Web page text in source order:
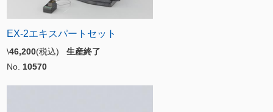
EX-2エキスパートセット
\46,200(税込) 生産終了
No. 10570